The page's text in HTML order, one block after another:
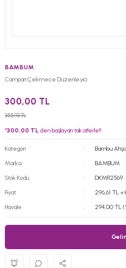
BAMBUM
Campari Çekmece Düzenleyici
300,00 TL
355,93 TL
*300,00 TL den başlayan taksitlerle!!
Kategori
Bambu
Marka
BAMBUM
Stok Kodu
DKMR2569
Fiyat
296,61 TL +
Havale
294,00 TL